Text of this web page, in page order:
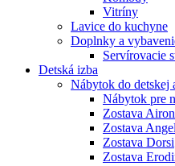
Vitríny
Lavice do kuchyne
Doplnky a
Servírovacie
Detská izba
Nábytok do detskej
Nábytok pre
Zostava Airon
Zostava Angel
Zostava Dorsi
Zostava